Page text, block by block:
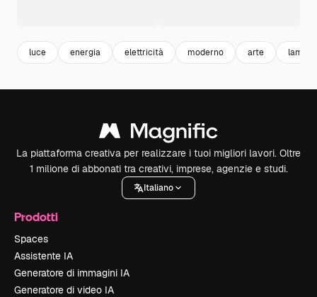
luce energia elettricità moderno arte
La piattaforma creativa per realizzare i tuoi migliori lavori. Oltre
1 milione di abbonati tra creativi, imprese, agenzie e studi.
Italiano
Prodotti
Spaces
Assistente IA
Generatore di immagini IA
Generatore di video IA